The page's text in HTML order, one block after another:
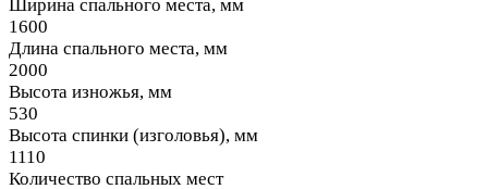
Ширина спального места, мм
1600
Длина спального места, мм
2000
Высота изножья, мм
530
Высота спинки (изголовья), мм
1110
Количество спальных мест